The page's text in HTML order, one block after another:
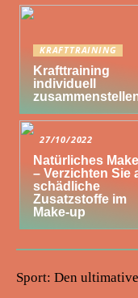
KRAFTTRAINING
Krafttraining
individuell
27/10/2022
Natürliches
– Verzichten Sie
schädliche
Zusatzstoffe im
Make-up
Sport: Den